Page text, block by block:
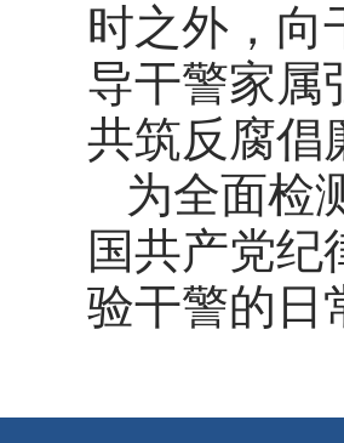
时之外，向
导干警家属
共筑反腐倡
为全面检
国共产党
验干警的日